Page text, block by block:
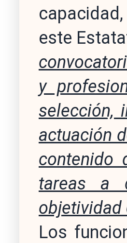
este
y
selección,
actuación
contenido
tareas a
objetividad
Los